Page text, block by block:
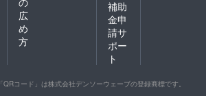
広
め
方
補助
金申
請サ
ポー
ト
「QRコード」は株式会社デンソーウェーブの登録商標です。